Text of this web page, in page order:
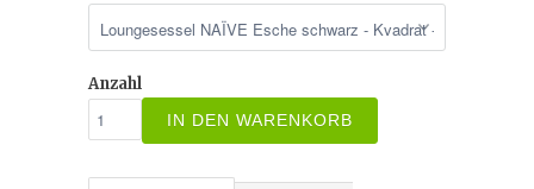
Anzahl
IN DEN WARENKORB